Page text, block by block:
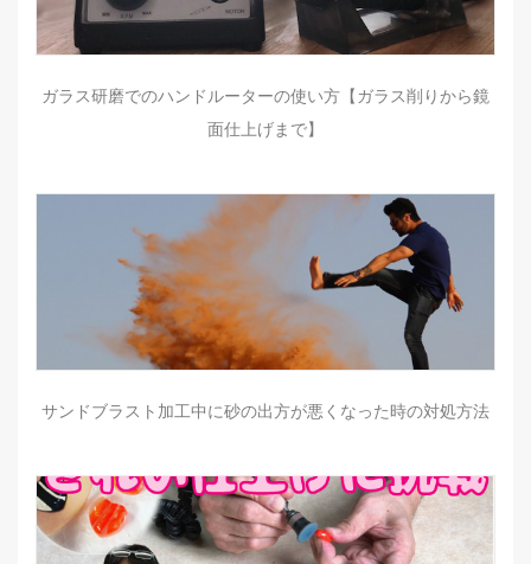
ガラス研磨でのハンドルーターの使い方【ガラス削りから鏡
面仕上げまで】
サンドブラスト加工中に砂の出方が悪くなった時の対処方法